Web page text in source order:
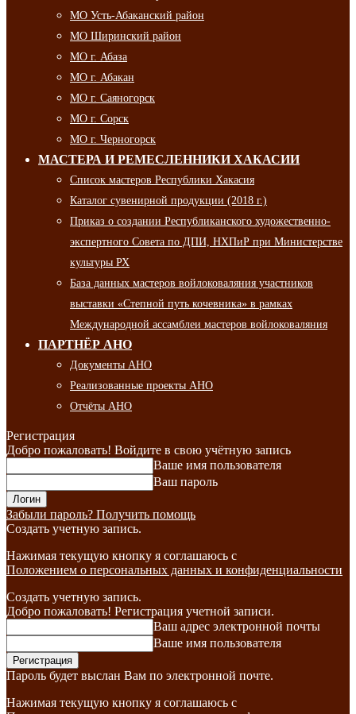
МО Усть-Абаканский район
МО Ширинский район
МО г. Абаза
МО г. Абакан
МО г. Саяногорск
МО г. Сорск
МО г. Черногорск
МАСТЕРА И РЕМЕСЛЕННИКИ ХАКАСИИ
Список мастеров Республики Хакасия
Каталог сувенирной продукции (2018 г.)
Приказ о создании Республиканского художественно-
экспертного Совета по ДПИ, НХПиР при Министерстве
культуры РХ
База данных мастеров войлоковаляния участников
выставки «Степной путь кочевника» в рамках
Международной ассамблеи мастеров войлоковаляния
ПАРТНЁР АНО
Документы АНО
Реализованные проекты АНО
Отчёты АНО
Регистрация
Добро пожаловать! Войдите в свою учётную запись
Ваше имя пользователя
Ваш пароль
Забыли пароль? Получить помощь
Создать учетную запись.
Нажимая текущую кнопку я соглашаюсь с
Положением о персональных данных и конфиденциальности
Создать учетную запись.
Добро пожаловать! Регистрация учетной записи.
Ваш адрес электронной почты
Ваше имя пользователя
Пароль будет выслан Вам по электронной почте.
Нажимая текущую кнопку я соглашаюсь с